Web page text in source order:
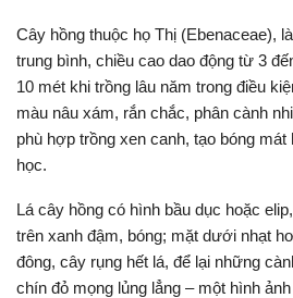
Cây hồng thuộc họ Thị (Ebenaceae),
trung bình, chiều cao dao động từ 3
10 mét khi trồng lâu năm trong điều
màu nâu xám, rắn chắc, phân cành
phù hợp trồng xen canh, tạo bóng
học.
Lá cây hồng có hình bầu dục hoặc
trên xanh đậm, bóng; mặt dưới nhạt
đông, cây rụng hết lá, để lại những
chín đỏ mọng lủng lẳng – một hình